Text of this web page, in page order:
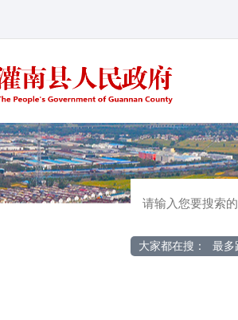
大家都在搜： 最多